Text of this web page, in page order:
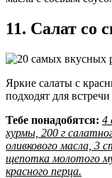
11. Салат со
Яркие салаты с
подходят для
Тебе понадобятся: 4
хурмы, 200 г
оливкового масла, 3
щепотка молотого
красного перца.